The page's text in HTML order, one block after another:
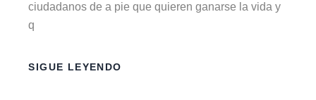
ciudadanos de a pie que quieren ganarse la vida y
q
SIGUE LEYENDO